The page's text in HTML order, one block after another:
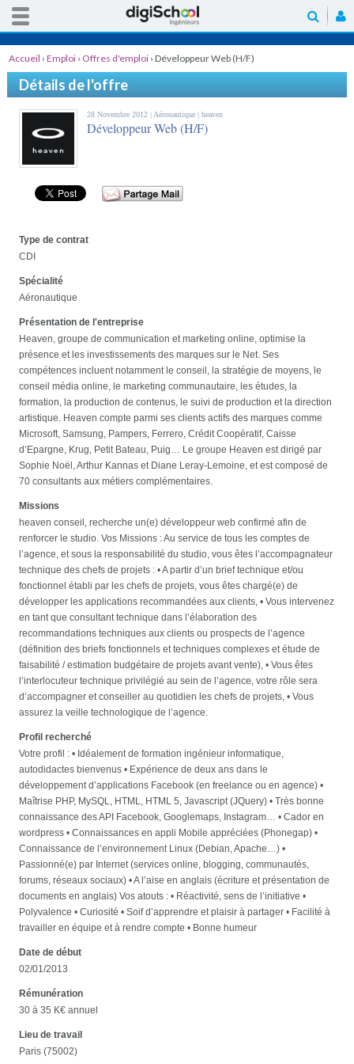
Accueil › Emploi › Offres d'emploi › Développeur Web (H/F)
Détails de l'offre
28 Novembre 2012 | Aéronautique | heaven
Développeur Web (H/F)
Type de contrat
CDI
Spécialité
Aéronautique
Présentation de l'entreprise
Heaven, groupe de communication et marketing online, optimise la
présence et les investissements des marques sur le Net. Ses
compétences incluent notamment le conseil, la stratégie de moyens, le
conseil média online, le marketing communautaire, les études, la
formation, la production de contenus, le suivi de production et la direction
artistique. Heaven compte parmi ses clients actifs des marques comme
Microsoft, Samsung, Pampers, Ferrero, Crédit Coopératif, Caisse
d’Epargne, Krug, Petit Bateau, Puig… Le groupe Heaven est dirigé par
Sophie Noël, Arthur Kannas et Diane Leray-Lemoine, et est composé de
70 consultants aux métiers complémentaires.
Missions
heaven conseil, recherche un(e) développeur web confirmé afin de
renforcer le studio. Vos Missions : Au service de tous les comptes de
l’agence, et sous la responsabilité du studio, vous êtes l’accompagnateur
technique des chefs de projets : • A partir d’un brief technique et/ou
fonctionnel établi par les chefs de projets, vous êtes chargé(e) de
développer les applications recommandées aux clients, • Vous intervenez
en tant que consultant technique dans l’élaboration des
recommandations techniques aux clients ou prospects de l’agence
(définition des briefs fonctionnels et techniques complexes et étude de
faisabilité / estimation budgétaire de projets avant vente), • Vous êtes
l’interlocuteur technique privilégié au sein de l’agence, votre rôle sera
d’accompagner et conseiller au quotidien les chefs de projets, • Vous
assurez la veille technologique de l’agence.
Profil recherché
Votre profil : • Idéalement de formation ingénieur informatique,
autodidactes bienvenus • Expérience de deux ans dans le
développement d’applications Facebook (en freelance ou en agence) •
Maîtrise PHP, MySQL, HTML, HTML 5, Javascript (JQuery) • Très bonne
connaissance des API Facebook, Googlemaps, Instagram… • Cador en
wordpress • Connaissances en appli Mobile appréciées (Phonegap) •
Connaissance de l’environnement Linux (Debian, Apache…) •
Passionné(e) par Internet (services online, blogging, communautés,
forums, réseaux sociaux) • A l’aise en anglais (écriture et présentation de
documents en anglais) Vos atouts : • Réactivité, sens de l’initiative •
Polyvalence • Curiosité • Soif d’apprendre et plaisir à partager • Facilité à
travailler en équipe et à rendre compte • Bonne humeur
Date de début
02/01/2013
Rémunération
30 à 35 K€ annuel
Lieu de travail
Paris (75002)